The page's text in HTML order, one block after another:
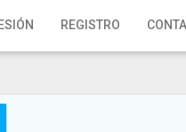
REGISTRO